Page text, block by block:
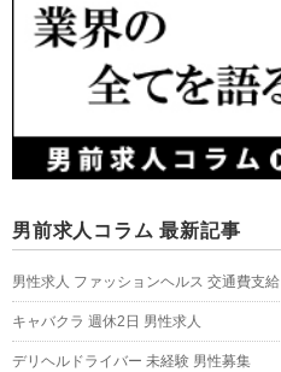
男前求人コラム 最新記事
男性求人 ファッションヘルス 交通費支給
キャバクラ 週休2日 男性求人
デリヘルドライバー 未経験 男性募集